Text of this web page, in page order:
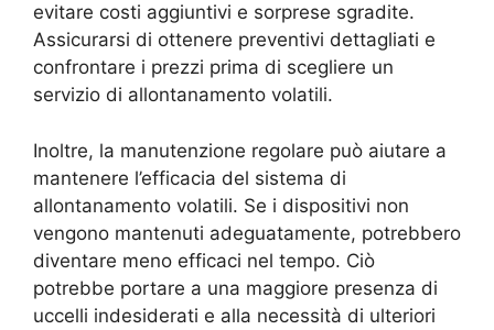
evitare costi aggiuntivi e sorprese sgradite.
Assicurarsi di ottenere preventivi dettagliati e
confrontare i prezzi prima di scegliere un
servizio di allontanamento volatili.
Inoltre, la manutenzione regolare può aiutare a
mantenere l’efficacia del sistema di
allontanamento volatili. Se i dispositivi non
vengono mantenuti adeguatamente, potrebbero
diventare meno efficaci nel tempo. Ciò
potrebbe portare a una maggiore presenza di
uccelli indesiderati e alla necessità di ulteriori